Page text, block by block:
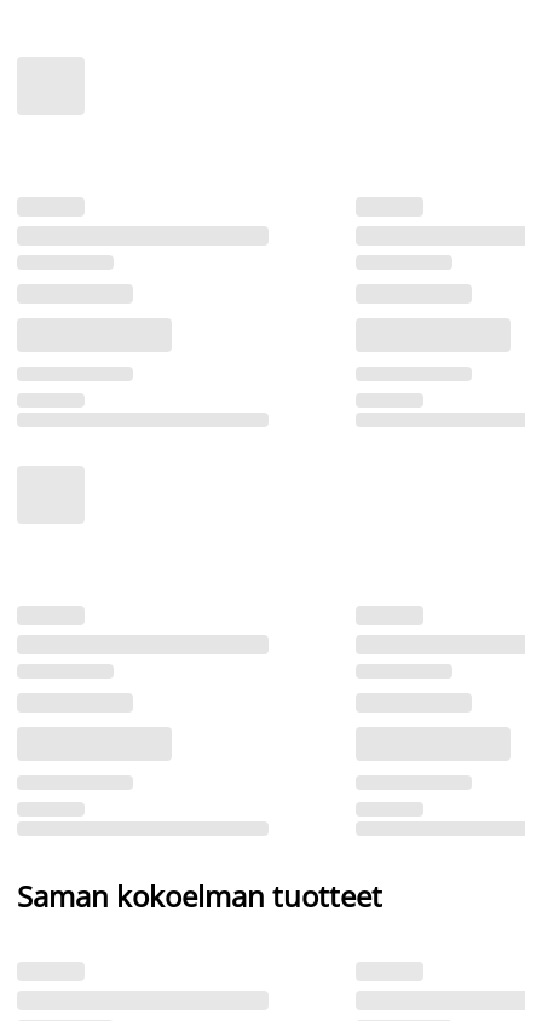
Saman kokoelman tuotteet